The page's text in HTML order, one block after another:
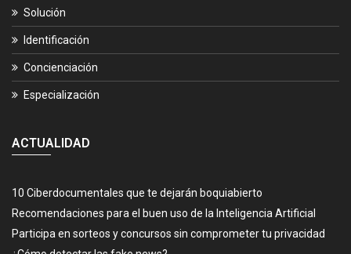
Solución
Identificación
Concienciación
Especialización
ACTUALIDAD
10 Ciberdocumentales que te dejarán boquiabierto
Recomendaciones para el buen uso de la Inteligencia Artificial
Participa en sorteos y concursos sin comprometer tu privacidad